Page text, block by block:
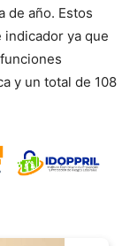
de año. Estos
ya que
y un total de 108